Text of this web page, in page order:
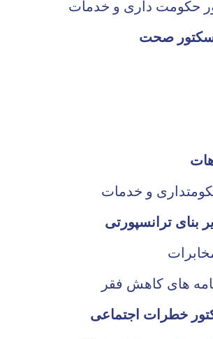
سکتور صحت
و خدمات
ترانسپورتی
های کاهش فقر
خطرات اجتماعی